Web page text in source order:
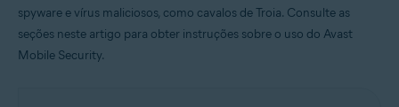
spyware e vírus maliciosos, como cavalos de Troia. Consulte as
seções neste artigo para obter instruções sobre o uso do Avast
Mobile Security.